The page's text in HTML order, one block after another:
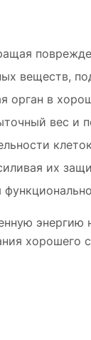
веществ,
орган в
вес и
их
энергию
хорошего